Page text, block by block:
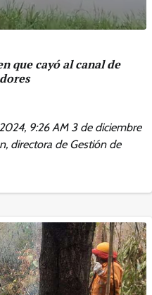
que cayó al canal de
9:26 AM 3 de diciembre
directora de Gestión de